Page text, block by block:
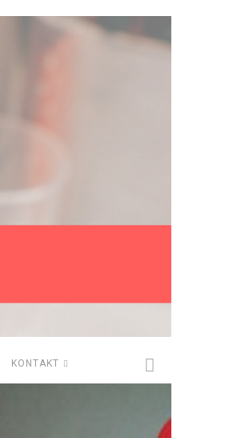
KONTAKT